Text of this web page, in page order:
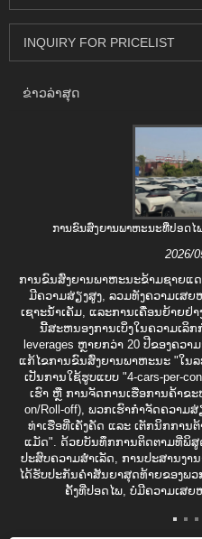
INQUIRY FOR PRICELIST
ຂ່າວ​ລ່າ​ສຸດ
ການຂົນສົ່ງຍານພາຫະນະທີ່ປອດ
2026/
ການ​ຂົນ​ສົ່ງ​ຍານ​ພາ​ຫະ​ນະ​ຂ້າມ​ຊາຍ​ແ
ມີ​ຄວາມ​ສ່ຽງ​ສູງ, ລວມ​ທັງ​ຄວາມ​ເສ
ເຊາະ​ນ້ຳ​ເຄັມ, ແລະ​ການ​ເຄື່ອນ​ຍ້າຍ​ຢ່
ນີ້​ສະ​ຫນອງ​ການ​ເບິ່ງ​ໃນ​ຄວາມ​ເລິ
leverages ຫຼາຍ​ກວ່າ 20 ປີ​ຂອງ​ຄວ
ແກ້​ໄຂ​ການ​ຂົນ​ສົ່ງ​ຍານ​ພາ​ຫະ​ນະ "ໃນ​
ເປັນການໃຊ້ຮູບແບບ "4-cars-per-
ເຮົາ ຫຼື ການຈັດການເຮືອການຄ້າຂ
on/Roll-off), ພວກເຮົາກຳຈັດຄວາ
ທ່າເຮືອທີ່ເຄັ່ງຄັດ ແລະ ເຕັກນິກກາ
ແມັດ". ດ້ວຍບັນທຶກການຕິດຕາມທີ່ພິສູ
ປະສົບຄວາມສໍາເລັດ, ການປະສານງາ
ໄດ້ຮັບປະກັນຄໍາສັນຍາສຸດທ້າຍຂອງພ
ຄັ້ງທີ່ປອດໄພ, ບໍ່ມີຄວາມເສຍ